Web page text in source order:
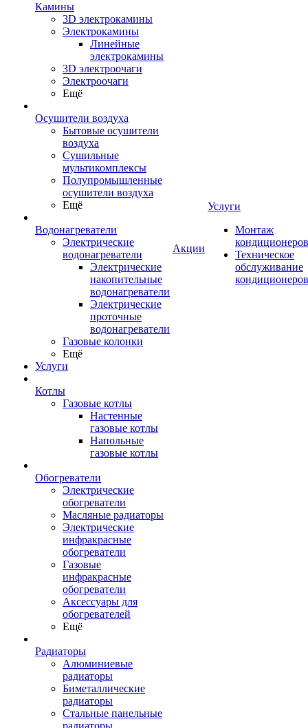
Камины
3D электрокамины
Электрокамины
Линейные
электрокамины
3D электроочаги
Электроочаги
Ещё
Осушители воздуха
Бытовые осушители
воздуха
Сушильные
мультикомплексы
Полупромышленные
осушители воздуха
Ещё
Водонагреватели
Электрические
водонагреватели
Электрические
накопительные
водонагреватели
Электрические
проточные
водонагреватели
Газовые колонки
Ещё
Услуги
Котлы
Газовые котлы
Настенные
газовые котлы
Напольные
газовые котлы
Обогреватели
Электрические
обогреватели
Масляные радиаторы
Электрические
инфракрасные
обогреватели
Газовые
инфракрасные
обогреватели
Аксессуары для
обогревателей
Ещё
Радиаторы
Алюминиевые
радиаторы
Биметаллические
радиаторы
Стальные панельные
радиаторы
Акции
Услуги
Монтаж
кондиционеров
Техническое
обслуживание
кондиционеров